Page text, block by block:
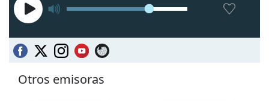
Otros emisoras